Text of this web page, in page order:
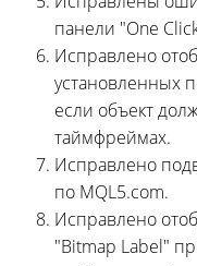
панели "One
Исправлено
установленных
если объект
таймфреймах.
Исправлено
по MQL5.com.
Исправлено
"Bitmap Label"